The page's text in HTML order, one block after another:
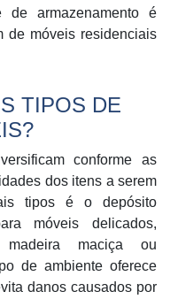
de armazenamento é
de móveis residenciais
TIPOS DE
conforme as
dos itens a serem
tipos é o depósito
móveis delicados,
madeira maciça ou
de ambiente oferece
danos causados por